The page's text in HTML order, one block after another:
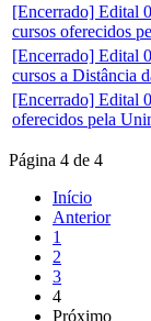
[Encerrado] Edital
cursos oferecidos
[Encerrado] Edital
cursos a Distância
[Encerrado] Edital
oferecidos pela
Página 4 de 4
Início
Anterior
1
2
3
4
Próximo